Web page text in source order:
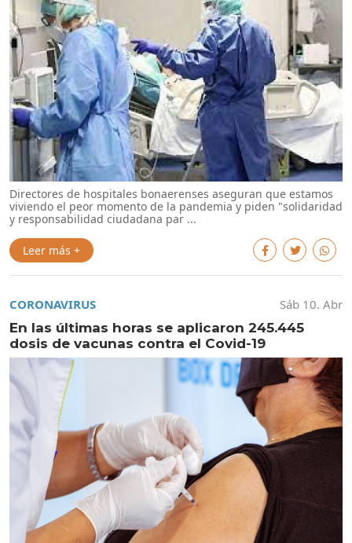
Directores de hospitales bonaerenses aseguran que estamos
viviendo el peor momento de la pandemia y piden "solidaridad
y responsabilidad ciudadana par ...
Leer más +
CORONAVIRUS
Sáb 10. Abr
En las últimas horas se aplicaron 245.445
dosis de vacunas contra el Covid-19